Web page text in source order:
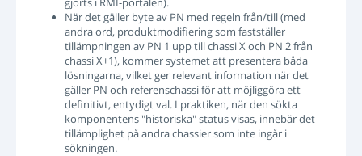
När det gäller byte av PN med regeln från/till (med
andra ord, produktmodifiering som fastställer
tillämpningen av PN 1 upp till chassi X och PN 2 från
chassi X+1), kommer systemet att presentera båda
lösningarna, vilket ger relevant information när det
gäller PN och referenschassi för att möjliggöra ett
definitivt, entydigt val. I praktiken, när den sökta
komponentens "historiska" status visas, innebär det
tillämplighet på andra chassier som inte ingår i
sökningen.